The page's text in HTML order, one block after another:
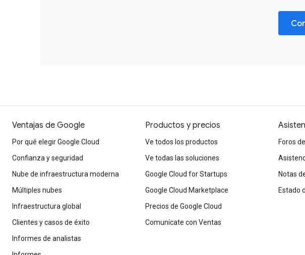
Ventajas de Google
Por qué elegir Google Cloud
Confianza y seguridad
Nube de infraestructura moderna
Múltiples nubes
Infraestructura global
Clientes y casos de éxito
Informes de analistas
Productos y precios
Ve todos los productos
Ve todas las soluciones
Google Cloud for Startups
Google Cloud Marketplace
Precios de Google Cloud
Comunícate con Ventas
Foros
Notas
Estado